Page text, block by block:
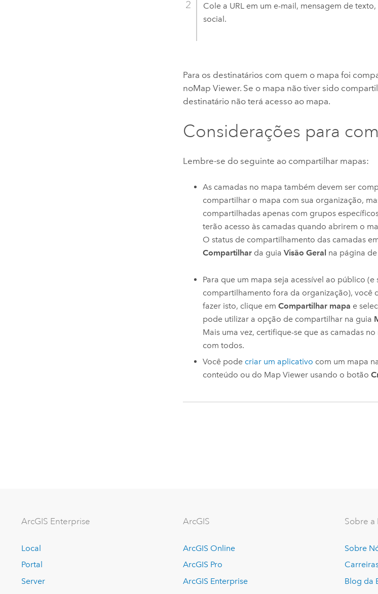
Cole a URL em um e-mail, mensagem de
social.
Para os destinatários com quem o mapa foi
noMap Viewer. Se o mapa não tiver sido
destinatário não terá acesso ao mapa.
Considerações para
Lembre-se do seguinte ao compartilhar mapas:
As camadas no mapa também devem ser
compartilhar o mapa com sua organização,
compartilhadas apenas com grupos
terão acesso às camadas quando abrirem o
O status de compartilhamento das camadas
Compartilharda guia Visão Geral na página
Para que um mapa seja acessível ao público
compartilhamento fora da organização), você
fazer isto, clique em Compartilhar mapa e
pode utilizar a opção de compartilhar na guia
Mais uma vez, certifique-se que as camadas
com todos.
Você pode criar um aplicativo com um mapa
conteúdo ou do Map Viewerusando o botão
ArcGIS Enterprise
Local
Portal
Server
ArcGIS
ArcGIS Online
ArcGIS Pro
ArcGIS Enterprise
Sobre a
Sobre
Blog da